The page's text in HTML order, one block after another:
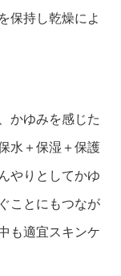
保持し乾燥によ
かゆみを感じた
水＋保湿＋保護
やりとしてかゆ
ことにもつなが
も適宜スキンケ